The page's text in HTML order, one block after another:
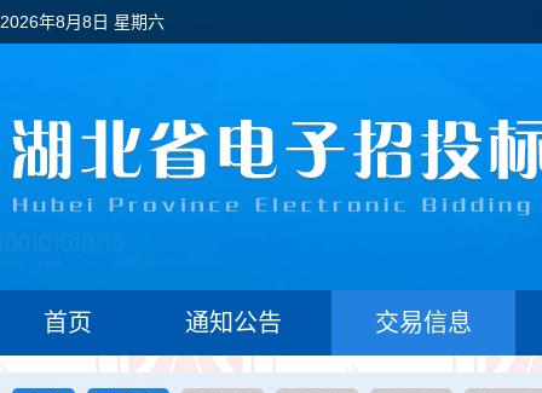
2026年8月8日 星期六
首页 通知公告 交易信息